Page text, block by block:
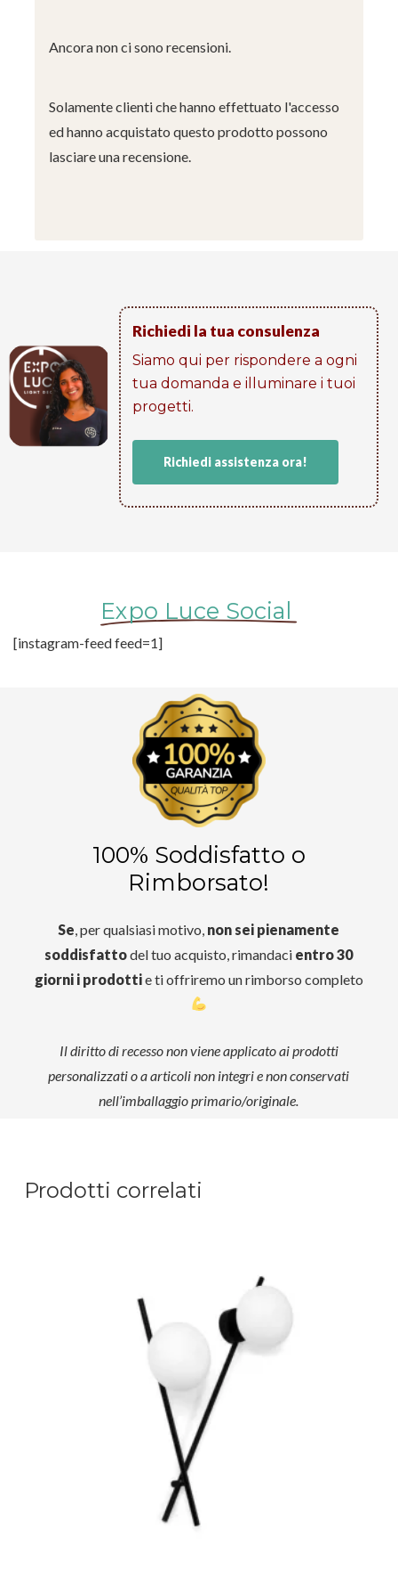
Ancora non ci sono recensioni.
Solamente clienti che hanno effettuato l'accesso
ed hanno acquistato questo prodotto possono
lasciare una recensione.
Richiedi la tua consulenza
Siamo qui per rispondere a ogni
tua domanda e illuminare i tuoi
progetti​.
Richiedi assistenza ora!
Expo Luce Social
[instagram-feed feed=1]
100% Soddisfatto o
Rimborsato!
Se , per qualsiasi motivo, non sei pienamente
soddisfattodel tuo acquisto, rimandaci entro 30
giorni i prodottie ti offriremo un rimborso completo
Il diritto di recesso non viene applicato ai prodotti
personalizzati o a articoli non integri e non conservati
nell’imballaggio primario/originale.
Prodotti correlati